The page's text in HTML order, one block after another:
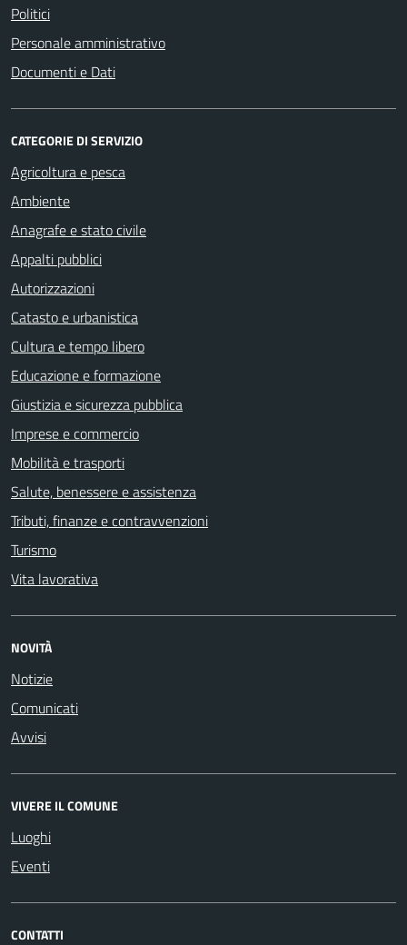
Politici
Personale amministrativo
Documenti e Dati
CATEGORIE DI SERVIZIO
Agricoltura e pesca
Ambiente
Anagrafe e stato civile
Appalti pubblici
Autorizzazioni
Catasto e urbanistica
Cultura e tempo libero
Educazione e formazione
Giustizia e sicurezza pubblica
Imprese e commercio
Mobilità e trasporti
Salute, benessere e assistenza
Tributi, finanze e contravvenzioni
Turismo
Vita lavorativa
NOVITÀ
Notizie
Comunicati
Avvisi
VIVERE IL COMUNE
Luoghi
Eventi
CONTATTI